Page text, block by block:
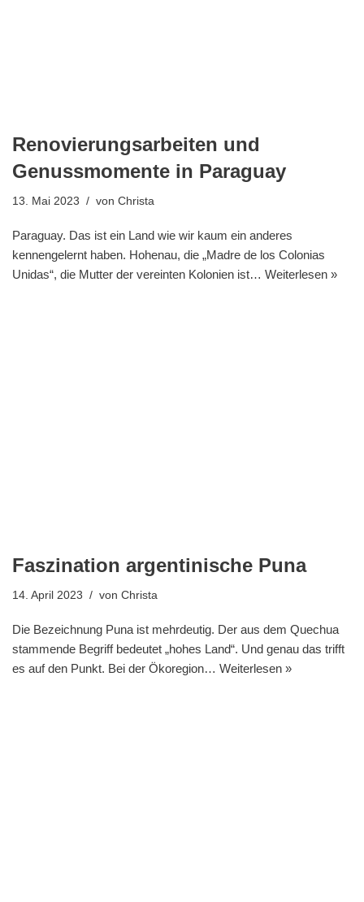
Renovierungsarbeiten und
Genussmomente in Paraguay
13. Mai 2023 von Christa
Paraguay. Das ist ein Land wie wir kaum ein anderes
kennengelernt haben. Hohenau, die „Madre de los Colonias
Unidas“, die Mutter der vereinten Kolonien ist… Weiterlesen »
Faszination argentinische Puna
14. April 2023 von Christa
Die Bezeichnung Puna ist mehrdeutig. Der aus dem Quechua
stammende Begriff bedeutet „hohes Land“. Und genau das trifft
es auf den Punkt. Bei der Ökoregion… Weiterlesen »